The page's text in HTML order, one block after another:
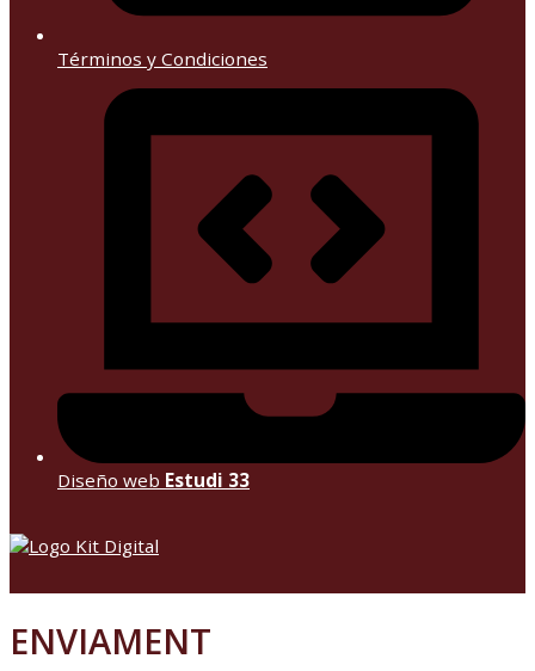
Términos y Condiciones
Diseño web Estudi 33
ENVIAMENT